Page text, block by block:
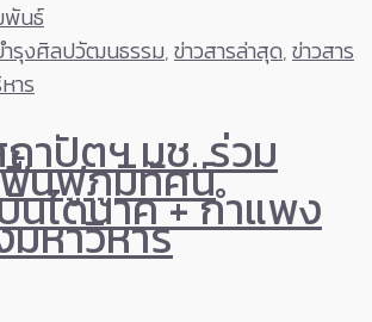
พันธ์
ำรุงศิลปวัฒนธรรม,ข่าวสารล่าสุด,ข่าวสาร
าร
าปัตฯ มช. ร่วม
นฟูภูมิทัศน์
ไดนาค + กำแพง
หาวิหาร